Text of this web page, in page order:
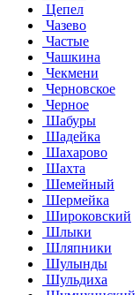
Цепел
Чазево
Частые
Чашкина
Чекмени
Черновское
Черное
Шабуры
Шадейка
Шахарово
Шахта
Шемейный
Шермейка
Широковский
Шлыки
Шляпники
Шулынды
Шульдиха